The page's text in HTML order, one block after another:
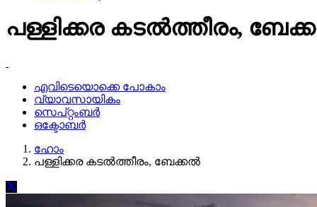
പള്ളിക്കര കടല്‍ത്തീരം,
എവിടെയൊക്കെ പോകാം
വ്യാവസായികം
സെപ്റ്റംബര്‍
ഒക്ടോബര്‍
ഹോം
പള്ളിക്കര കടല്‍ത്തീരം, ബേക്കല്‍